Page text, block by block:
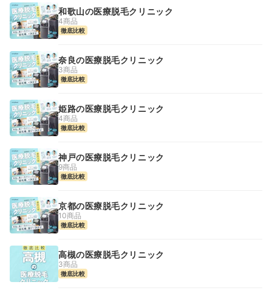
和歌山の医療脱毛クリニック
4商品
徹底比較
奈良の医療脱毛クリニック
3商品
徹底比較
姫路の医療脱毛クリニック
4商品
徹底比較
神戸の医療脱毛クリニック
9商品
徹底比較
京都の医療脱毛クリニック
10商品
徹底比較
高槻の医療脱毛クリニック
3商品
徹底比較